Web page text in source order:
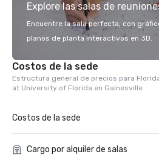
Explore las salas de
Encuentre la sala perfecta, con
planos de planta interactivos en 3D.
Costos de la sede
Estructura general de precios para
at University of Florida en Gainesville
Costos de la sede
Cargo por alquiler de salas